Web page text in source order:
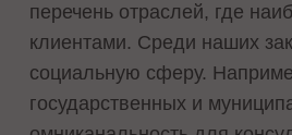
перечень отраслей, где
клиентами. Среди наших
социальную сферу.
государственных и